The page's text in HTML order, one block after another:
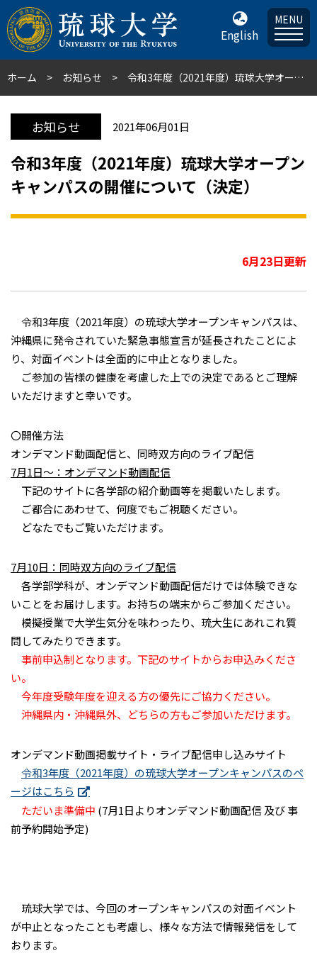
English
MENU
ホーム お知らせ 令和3年度（2021年度）琉球大学オープンキャンパスの開催について（決定）
お知らせ 2021年06月01日
令和3年度（2021年度）琉球大学オープン
キャンパスの開催について（決定）
6月23日更新
令和3年度（2021年度）の琉球大学オープンキャンパスは、
沖縄県に発令されていた緊急事態宣言が延長されたことによ
り、対面イベントは全面的に中止となりました。
ご参加の皆様の健康を考慮した上での決定であるとご理解
いただけますと幸いです。
〇開催方法
オンデマンド動画配信と、同時双方向のライブ配信
7月1日～：オンデマンド動画配信
下記のサイトに各学部の紹介動画等を掲載いたします。
ご都合にあわせて、何度でもご視聴ください。
どなたでもご覧いただけます。
7月10日：同時双方向のライブ配信
各学部学科が、オンデマンド動画配信だけでは体験できな
いことをお届けします。お持ちの端末からご参加ください。
模擬授業で大学生気分を味わったり、琉大生にあれこれ質
問してみたりできます。
事前申込制となります。下記のサイトからお申込みくださ
い。
今年度受験年度を迎える方の優先にご協力ください。
沖縄県内・沖縄県外、どちらの方もご参加いただけます。
オンデマンド動画掲載サイト・ライブ配信申し込みサイト
令和3年度（2021年度）の琉球大学オープンキャンパスのペ
ージはこちら
ただいま準備中 (7月1日よりオンデマンド動画配信 及び 事
前予約開始予定)
琉球大学では、今回のオープンキャンパスの対面イベント
が中止となったことも考慮し、様々な方法で情報発信をして
おります。